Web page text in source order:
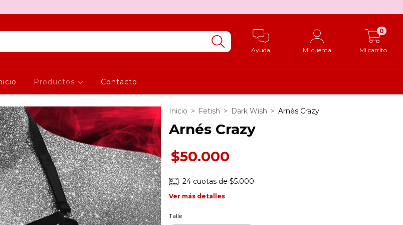
Ayuda Mi cuenta Mi carrito
0
Productos Contacto
Inicio > Fetish > Dark Wish > Arnés Crazy
Arnés Crazy
$50.000
24 cuotas de $5.000
Ver más detalles
Talle